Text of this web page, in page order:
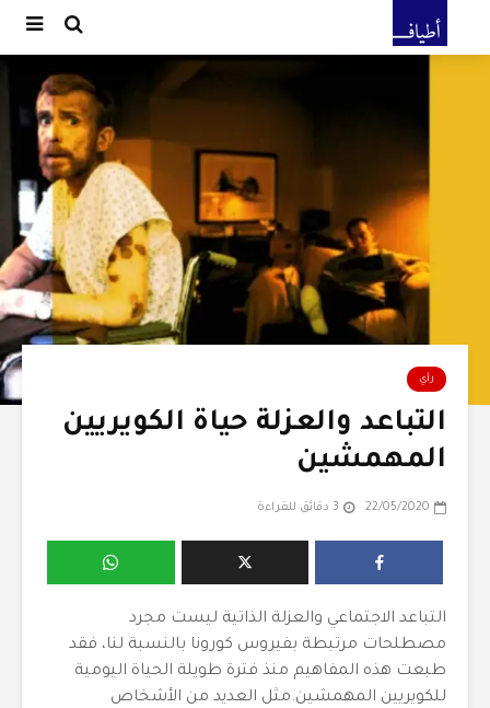
رأي
التباعد والعزلة حياة الكويريين
المهمشين
22/05/2020 3 دقائق للقراءة
التباعد الاجتماعي والعزلة الذاتية ليست مجرد
مصطلحات مرتبطة بفيروس كورونا بالنسبة لنا، فقد
طبعت هذه المفاهيم منذ فترة طويلة الحياة اليومية
للكويريين المهمشين.مثل العديد من الأشخاص